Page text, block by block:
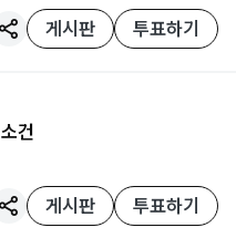
게시판 투표하기
소건
게시판 투표하기